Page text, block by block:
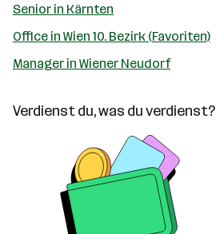
Senior in Kärnten
Office in Wien 10. Bezirk (Favoriten)
Manager in Wiener Neudorf
Verdienst du, was du verdienst?